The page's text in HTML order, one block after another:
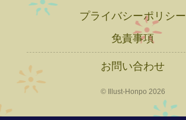
プライバシーポリシー
免責事項
お問い合わせ
© Illust-Honpo 2026